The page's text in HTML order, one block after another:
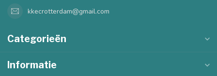
kkecrotterdam@gmail.com
Categorieën
Informatie